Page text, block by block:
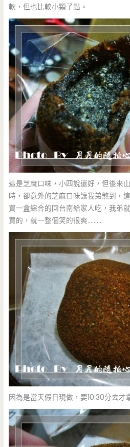
軟，但也比較小顆了點。
這是芝麻口味，小四說還好，但後來
時，卻意外的芝麻口味讓我弟煞到，
買一盒綜合的回台南給家人吃，我弟
買的，就一整個笑的很爽……….
因為是當天假日現做，要10:30分去才